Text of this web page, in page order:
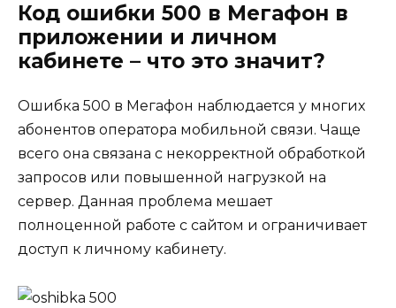
Код ошибки 500 в Мегафон в
приложении и личном
кабинете – что это значит?
Ошибка 500 в Мегафон наблюдается у многих
абонентов оператора мобильной связи. Чаще
всего она связана с некорректной обработкой
запросов или повышенной нагрузкой на
сервер. Данная проблема мешает
полноценной работе с сайтом и ограничивает
доступ к личному кабинету.